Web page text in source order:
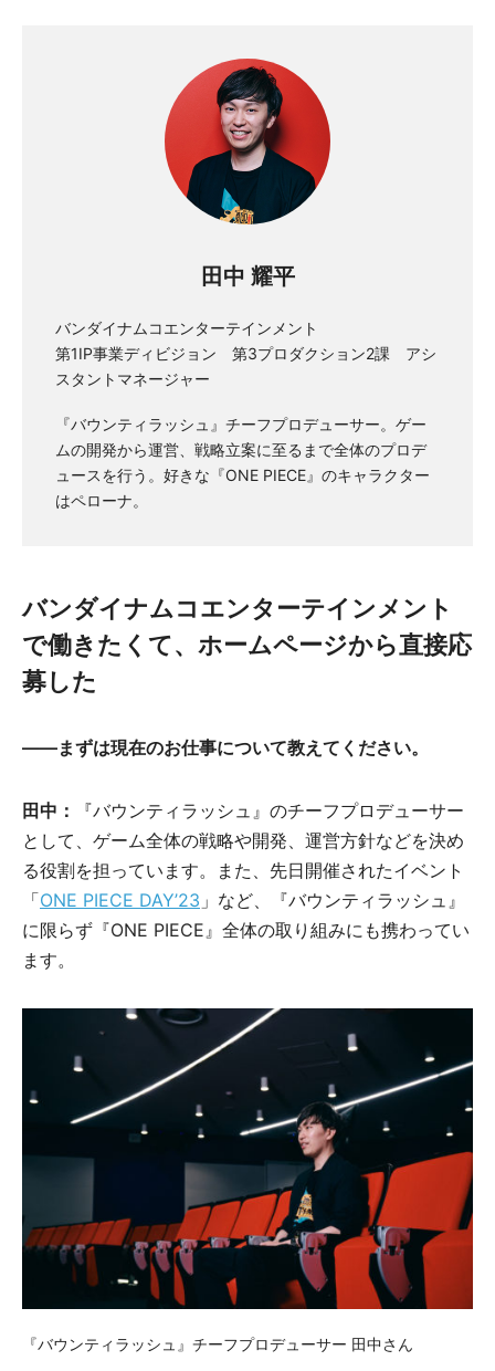
田中 耀平
バンダイナムコエンターテインメント
第1IP事業ディビジョン 第3プロダクション2課 アシ
スタントマネージャー
『バウンティラッシュ』チーフプロデューサー。ゲー
ムの開発から運営、戦略立案に至るまで全体のプロデ
ュースを行う。好きな『ONE PIECE』のキャラクター
はペローナ。
バンダイナムコエンターテインメント
で働きたくて、ホームページから直接応
募した
――まずは現在のお仕事について教えてください。
田中：
『バウンティラッシュ』のチーフプロデューサー
として、ゲーム全体の戦略や開発、運営方針などを決め
る役割を担っています。また、先日開催されたイベント
「ONE PIECE DAY’23 」など、『バウンティラッシュ』
に限らず『ONE PIECE』全体の取り組みにも携わってい
ます。
『バウンティラッシュ』チーフプロデューサー 田中さん